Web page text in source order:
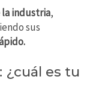
industria,
sus
¿cuál es tu